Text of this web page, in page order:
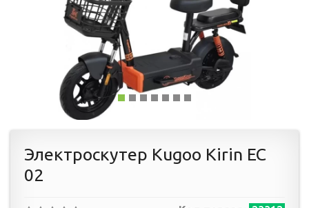
Электроскутер Kugoo Kirin EC
02